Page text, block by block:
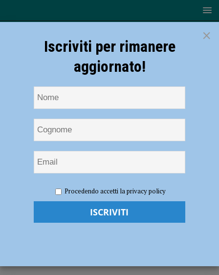
Nell’infrasettimanale a Mestre i Bees cercano compattezza per sfidare
la corazzata Gemini
Serie B – Nell’infrasettimanale a Mestre i
×
Iscriviti per rimanere
aggiornato!
Procedendo accetti la privacy policy